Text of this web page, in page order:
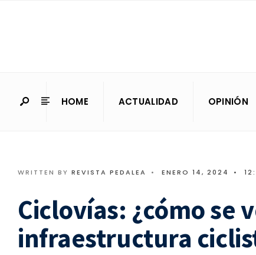
HOME ACTUALIDAD OPINIÓN
WRITTEN BY REVISTA PEDALEA • ENERO 14, 2024 •
Ciclovías: ¿cómo se
infraestructura